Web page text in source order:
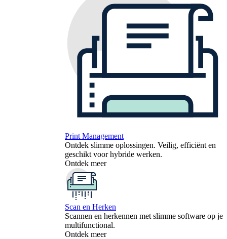
Print Management
Ontdek slimme oplossingen. Veilig, efficiënt en
geschikt voor hybride werken.
Ontdek meer
Scan en Herken
Scannen en herkennen met slimme software op je
multifunctional.
Ontdek meer